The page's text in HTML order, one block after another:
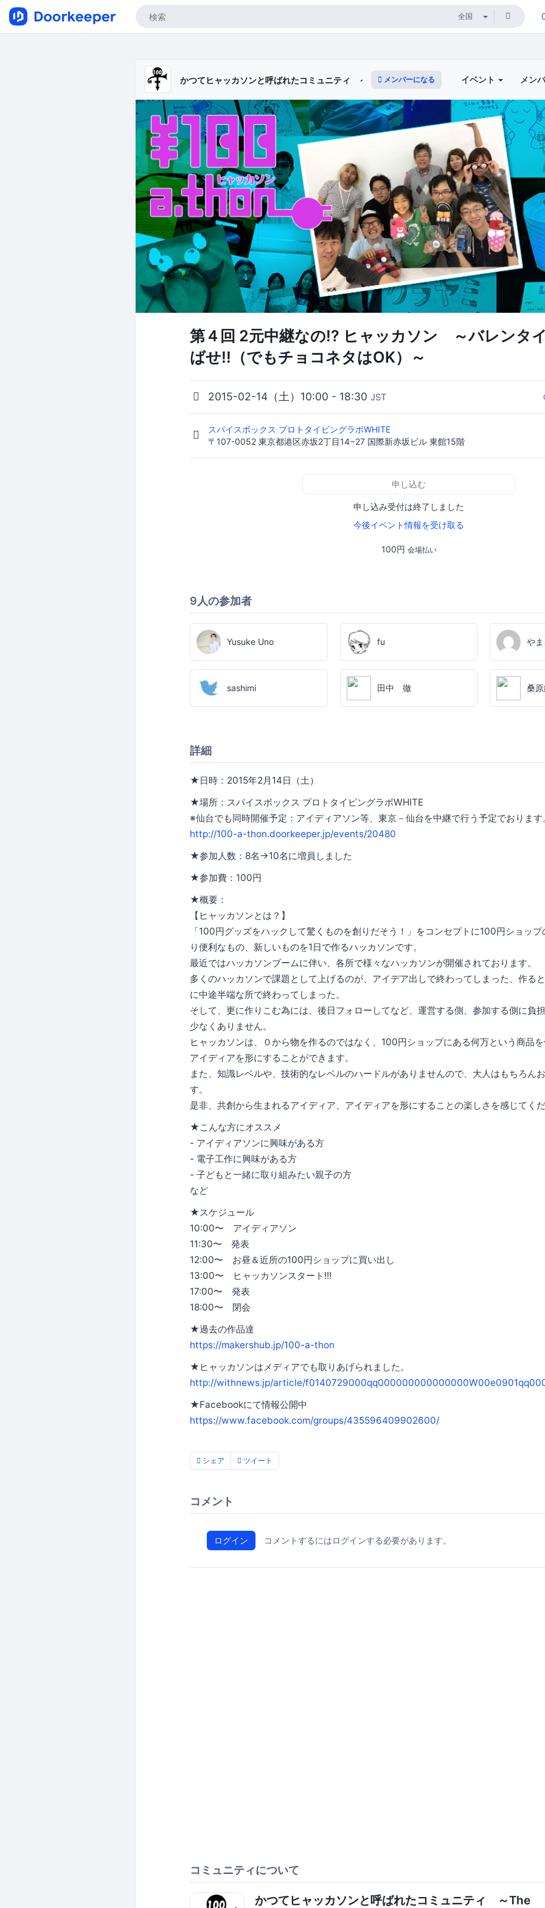
かつてヒャッカソンと呼ばれたコミュニティ ～The Comunity Formerly Known As Hyack-
メンバーになる イベント メン
第４回 2元中継なの!? ヒャッカソン ～バレンタ
ばせ!!（でもチョコネタはOK）～
2015-02-14（土）10:00 - 18:30 JST
スパイスボックス プロトタイピングラボWHITE
〒107-0052 東京都港区赤坂2丁目14−27 国際新赤坂ビル 東館15階
申し込む
申し込み受付は終了しました
今後イベント情報を受け取る
100円 会場払い
9人の参加者
Yusuke Uno fu や
sashimi 田中 徹 桑
詳細
★日時：2015年2月14日（土）
★場所：スパイスボックス プロトタイピングラボWHITE
※仙台でも同時開催予定：アイディアソン等、東京－仙台を中継で行う予定でおります
http://100-a-thon.doorkeeper.jp/events/20480
★参加人数：8名→10名に増員しました
★参加費：100円
★概要：
【ヒャッカソンとは？】
「100円グッズをハックして驚くものを創りだそう！」をコンセプトに100円ショッ
り便利なもの、新しいものを1日で作るハッカソンです。
最近ではハッカソンブームに伴い、各所で様々なハッカソンが開催されております。
多くのハッカソンで課題として上げるのが、アイデア出しで終わってしまった、作る
に中途半端な所で終わってしまった。
そして、更に作りこむ為には、後日フォローしてなど、運営する側、参加する側に負
少なくありません。
ヒャッカソンは、０から物を作るのではなく、100円ショップにある何万という商品
アイディアを形にすることができます。
また、知識レベルや、技術的なレベルのハードルがありませんので、大人はもちろん
す。
是非、共創から生まれるアイディア、アイディアを形にすることの楽しさを感じてく
★こんな方にオススメ
- アイディアソンに興味がある方
- 電子工作に興味がある方
- 子どもと一緒に取り組みたい親子の方
など
★スケジュール
10:00〜 アイディアソン
11:30〜 発表
12:00〜 お昼＆近所の100円ショップに買い出し
13:00〜 ヒャッカソンスタート!!!
17:00〜 発表
18:00〜 閉会
★過去の作品達
https://makershub.jp/100-a-thon
★ヒャッカソンはメディアでも取りあげられました。
http://withnews.jp/article/
★Facebookにて情報公開中
https://www.facebook.com/groups/435596409902600/
シェア ツイート
コメント
ログイン コメントするにはログインする必要があります。
コミュニティについて
かつてヒャッカソンと呼ばれたコミュニティ ～The